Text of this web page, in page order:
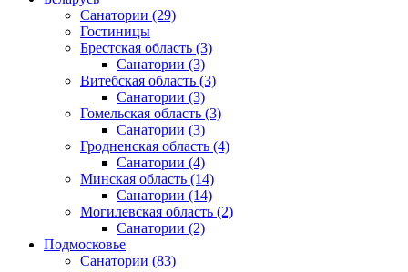
Санатории (29)
Гостиницы
Брестская область (3)
Санатории (3)
Витебская область (3)
Санатории (3)
Гомельская область (3)
Санатории (3)
Гродненская область (4)
Санатории (4)
Минская область (14)
Санатории (14)
Могилевская область (2)
Санатории (2)
Подмосковье
Санатории (83)